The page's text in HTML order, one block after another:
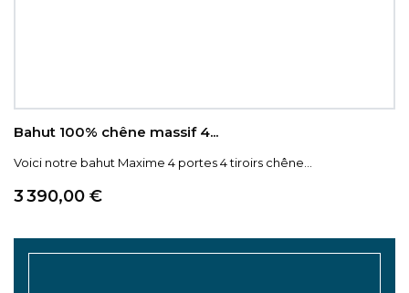
Bahut 100% chêne massif 4...
Voici notre bahut Maxime 4 portes 4 tiroirs chêne...
Prix
3 390,00 €